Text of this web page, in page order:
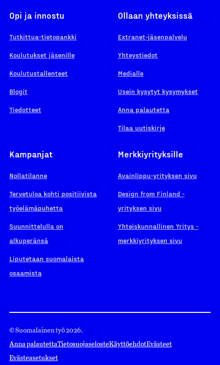
Opi ja innostu
Tutkittua-tietopankki
Koulutukset jäsenille
Koulutustallenteet
Blogit
Tiedotteet
Ollaan yhteyksissä
Extranet-jäsenpalvelu
Yhteystiedot
Medialle
Usein kysytyt kysymykset
Anna palautetta
Tilaa uutiskirje
Kampanjat
Nollatilanne
Tervetuloa kohti positiivista
työelämäpuhetta
Suunnittelulla on
alkuperänsä
Liputetaan suomalaista
osaamista
Merkkiyrityksille
Avainlippu-yrityksen sivu
Design from Finland -
yrityksen sivu
Yhteiskunnallinen Yritys -
merkkiyrityksen sivu
© Suomalainen työ 2026.
Anna palautettaTietosuojaselosteKäyttöehdotEvästeet
Evästeasetukset